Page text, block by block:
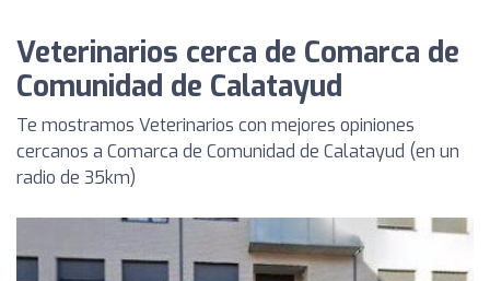
Veterinarios cerca de Comarca de
Comunidad de Calatayud
Te mostramos Veterinarios con mejores opiniones
cercanos a Comarca de Comunidad de Calatayud (en un
radio de 35km)